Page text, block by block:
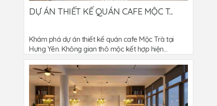
DỰ ÁN THIẾT KẾ QUÁN CAFE MỘC T...
Khám phá dự án thiết kế quán cafe Mộc Trà tại
Hưng Yên. Không gian thô mộc kết hợp hiện...